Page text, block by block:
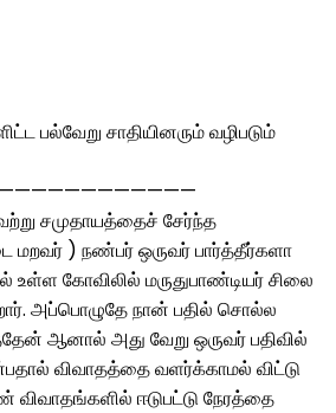
பல்வேறு சாதியினரும் வழிபடும்
சமுதாயத்தைச் சேர்ந்த
) நண்பர் ஒருவர் பார்த்தீர்களா
உள்ள கோவிலில் மருதுபாண்டியர் சிலை
அப்பொழுதே நான் பதில் சொல்ல
ஆனால் அது வேறு ஒருவர் பதிவில்
விவாதத்தை வளர்க்காமல் விட்டு
ஈடுபட்டு நேரத்தை